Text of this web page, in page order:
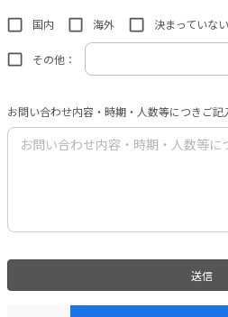
国内 海外 決まっていない
その他：
お問い合わせ内容・時期・人数等につきご記
送信